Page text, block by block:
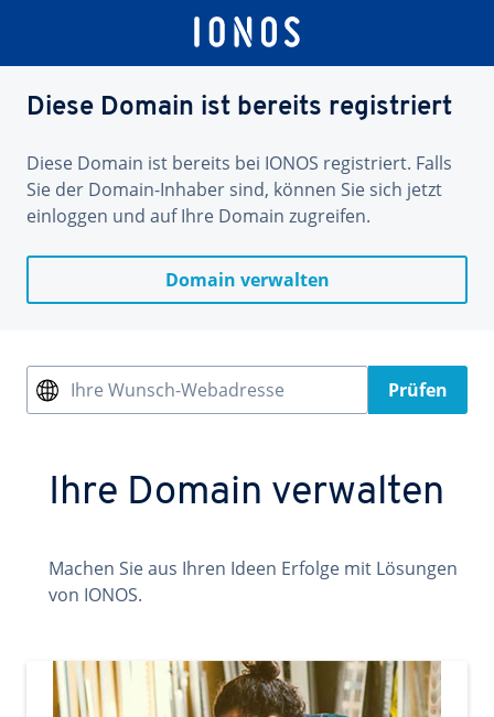
Diese Domain ist bereits registriert
Diese Domain ist bereits bei IONOS registriert. Falls
Sie der Domain-Inhaber sind, können Sie sich jetzt
einloggen und auf Ihre Domain zugreifen.
Domain verwalten
Ihre Wunsch-Webadresse Prüfen
Ihre Domain verwalten
Machen Sie aus Ihren Ideen Erfolge mit Lösungen
von IONOS.